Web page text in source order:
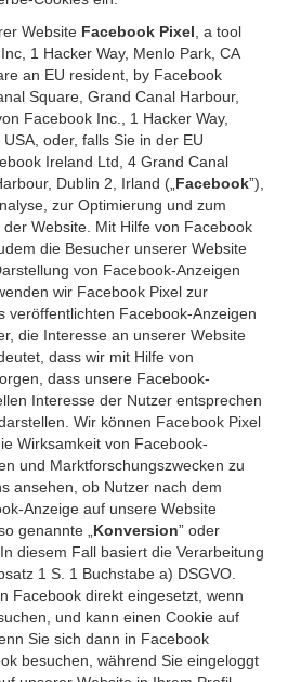
Website Facebook Pixel , a tool
1 Hacker Way, Menlo Park, CA
an EU resident, by Facebook
Square, Grand Canal Harbour,
Facebook Inc., 1 Hacker Way,
oder, falls Sie in der EU
Ireland Ltd, 4 Grand Canal
Dublin 2, Irland („ Facebook”),
zur Optimierung und zum
Website. Mit Hilfe von Facebook
die Besucher unserer Website
von Facebook-Anzeigen
wir Facebook Pixel zur
veröffentlichten Facebook-Anzeigen
die Interesse an unserer Website
dass wir mit Hilfe von
dass unsere Facebook-
Interesse der Nutzer entsprechen
Wir können Facebook Pixel
Wirksamkeit von Facebook-
und Marktforschungszwecken zu
ansehen, ob Nutzer nach dem
Anzeige auf unsere Website
genannte „ Konversion” oder
diesem Fall basiert die Verarbeitung
1 S. 1 Buchstabe a) DSGVO.
Facebook direkt eingesetzt, wenn
und kann einen Cookie auf
Sie sich dann in Facebook
besuchen, während Sie eingeloggt